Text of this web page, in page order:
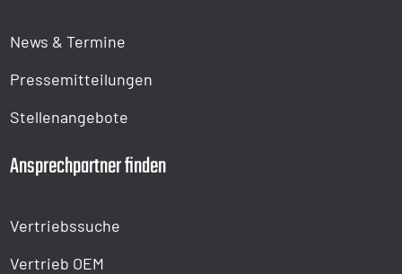
News & Termine
Pressemitteilungen
Stellenangebote
Ansprechpartner finden
Vertriebssuche
Vertrieb OEM